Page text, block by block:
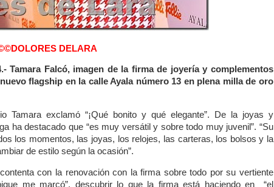
DELARA
Tamara Falcó, imagen de la firma de joyería y complementos
flagship en la calle Ayala número 13 en plena milla de oro
Tamara exclamó “¡Qué bonito y qué elegante”. De la joyas y
ha destacado que “es muy versátil y sobre todo muy juvenil”. “Su
los momentos, las joyas, los relojes, las carteras, los bolsos y la
de estilo según la ocasión”.
con la renovación con la firma sobre todo por su vertiente
me marcó”, descubrir lo que la firma está haciendo en “el